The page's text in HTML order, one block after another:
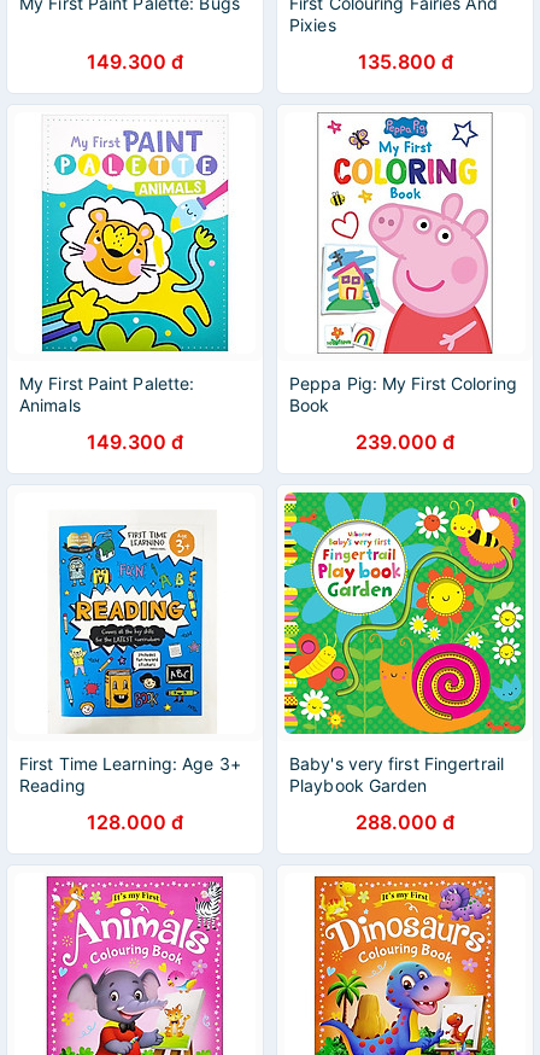
149.300 đ
Pixies
135.800 đ
My First Paint Palette:
Animals
149.300 đ
Peppa Pig: My First Coloring
Book
239.000 đ
First Time Learning: Age 3+
Reading
128.000 đ
Baby's very first Fingertrail
Playbook Garden
288.000 đ